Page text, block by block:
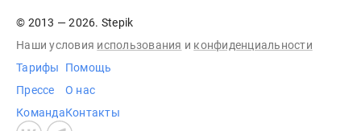
© 2013 — 2026. Stepik
Наши условия использования и конфиденциальности
Тарифы
Прессе
Команда
Помощь
О нас
Контакты